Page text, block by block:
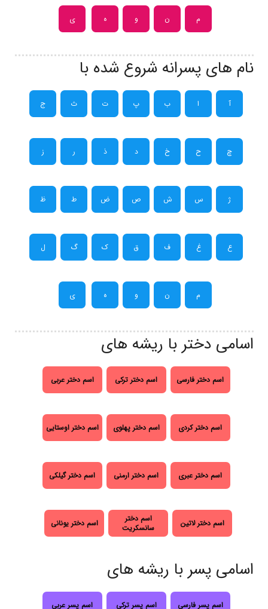
م ن و ه ی
نام های پسرانه شروع شده با
آ ا ب پ ت ث ج
چ ح خ د ذ ر ز
ژ س ش ص ض ط ظ
ع غ ف ق ک گ ل
م ن و ه ی
اسامی دختر با ریشه های
اسم دختر فارسی اسم دختر ترکی اسم دختر عربی
اسم دختر کردی اسم دختر پهلوی اسم دختر اوستایی
اسم دختر عبری اسم دختر ارمنی اسم دختر گیلکی
اسم دختر لاتین
اسم دختر
سانسکریت
اسم دختر یونانی
اسامی پسر با ریشه های
اسم پسر فارسی اسم پسر ترکی اسم پسر عربی